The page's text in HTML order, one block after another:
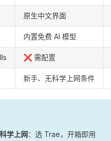
原生中文界面
内置免费 AI 模型
❌ 需配置
新手、无科学上网条件
学上网：选 Trae，开箱即用